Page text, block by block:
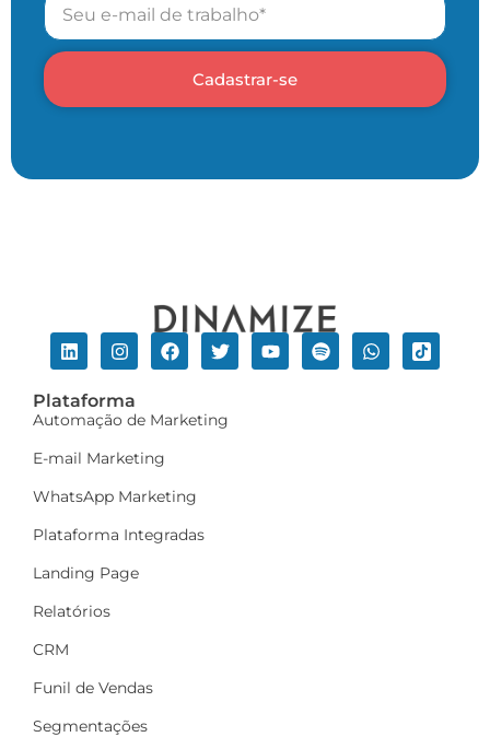
Cadastrar-se
Plataforma
Automação de Marketing
E-mail Marketing
WhatsApp Marketing
Plataforma Integradas
Landing Page
Relatórios
CRM
Funil de Vendas
Segmentações